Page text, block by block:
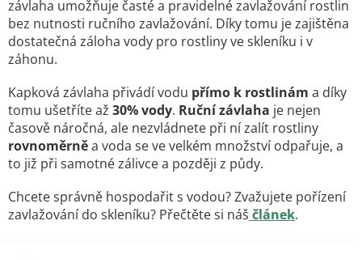
c
í
p
k
y
v
ý
p
i
u
závlaha umožňuje časté a pravidelné zavlažování rostlin
bez nutnosti ručního zavlažování. Díky tomu je zajištěna
dostatečná záloha vody pro rostliny ve skleníku i v
záhonu.
Kapková závlaha přivádí vodu přímo k rostlinám a díky
tomu ušetříte až 30% vody. Ruční závlaha je nejen
časově náročná, ale nezvládnete při ní zalít rostliny
rovnoměrněa voda se ve velkém množství odpařuje, a
to již při samotné zálivce a později z půdy.
Chcete správně hospodařit s vodou? Zvažujete pořízení
zavlažování do skleníku? Přečtěte si náš článek.